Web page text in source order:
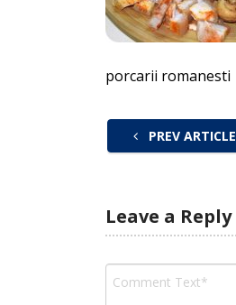
porcarii romanesti
PREV ARTICLE
Leave a Reply